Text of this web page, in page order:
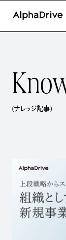
Kno
(ナレッジ記事)